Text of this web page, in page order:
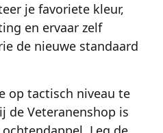
je favoriete kleur,
en ervaar zelf
de nieuwe standaard
op tactisch niveau te
de Veteranenshop is